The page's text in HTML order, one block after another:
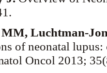
MM, Luchtman-
of neonatal lupus:
Oncol 2013;